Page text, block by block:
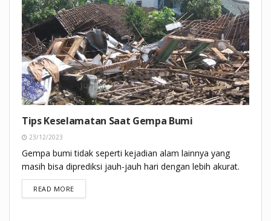
Tips Keselamatan Saat Gempa Bumi
23/12/2023
Gempa bumi tidak seperti kejadian alam lainnya yang
masih bisa diprediksi jauh-jauh hari dengan lebih akurat.
READ MOREDETAILS